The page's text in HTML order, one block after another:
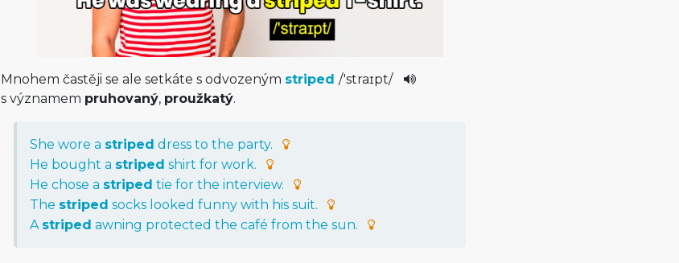
Mnohem častěji se ale setkáte s odvozeným striped /'straɪpt­/
s významem pruhovaný, proužkatý.
She wore a striped dress to the party.
He bought a striped shirt for work.
He chose a striped tie for the interview.
The striped socks looked funny with his suit.
A striped awning protected the café from the sun.